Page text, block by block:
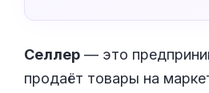
Селлер — это
продаёт товары на